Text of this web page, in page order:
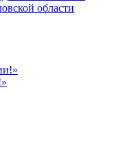
области